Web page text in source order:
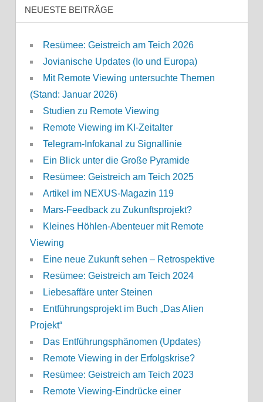
NEUESTE BEITRÄGE
Resümee: Geistreich am Teich 2026
Jovianische Updates (Io und Europa)
Mit Remote Viewing untersuchte Themen
(Stand: Januar 2026)
Studien zu Remote Viewing
Remote Viewing im KI-Zeitalter
Telegram-Infokanal zu Signallinie
Ein Blick unter die Große Pyramide
Resümee: Geistreich am Teich 2025
Artikel im NEXUS-Magazin 119
Mars-Feedback zu Zukunftsprojekt?
Kleines Höhlen-Abenteuer mit Remote
Viewing
Eine neue Zukunft sehen – Retrospektive
Resümee: Geistreich am Teich 2024
Liebesaffäre unter Steinen
Entführungsprojekt im Buch „Das Alien
Projekt“
Das Entführungsphänomen (Updates)
Remote Viewing in der Erfolgskrise?
Resümee: Geistreich am Teich 2023
Remote Viewing-Eindrücke einer